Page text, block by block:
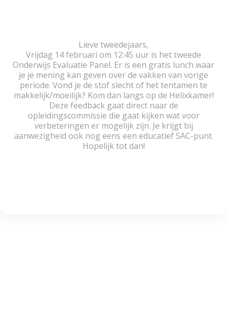
Lieve tweedejaars,
Vrijdag 14 februari om 12:45 uur is het tweede
Onderwijs Evaluatie Panel. Er is een gratis lunch waar
je je mening kan geven over de vakken van vorige
periode. Vond je de stof slecht of het tentamen te
makkelijk/moeilijk? Kom dan langs op de Helixkamer!
Deze feedback gaat direct naar de
opleidingscommissie die gaat kijken wat voor
verbeteringen er mogelijk zijn. Je krijgt bij
aanwezigheid ook nog eens een educatief SAC-punt.
Hopelijk tot dan!